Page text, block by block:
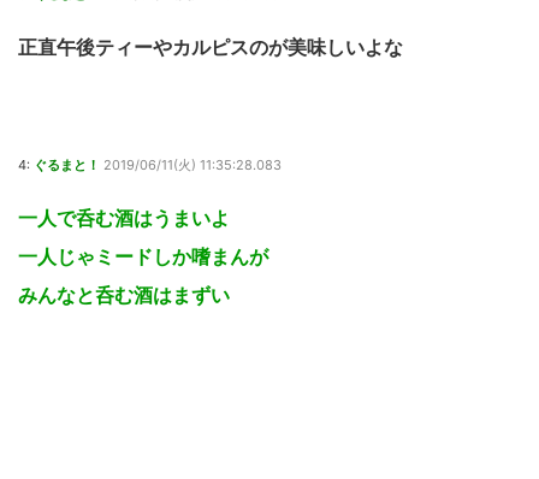
正直午後ティーやカルピスのが美味しいよな
4: ぐるまと！ 2019/06/11(火) 11:35:28.083
一人で呑む酒はうまいよ
一人じゃミードしか嗜まんが
みんなと呑む酒はまずい